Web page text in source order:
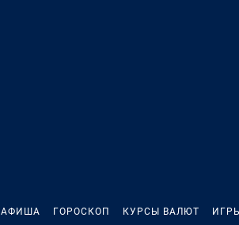
АФИША ГОРОСКОП КУРСЫ ВАЛЮТ